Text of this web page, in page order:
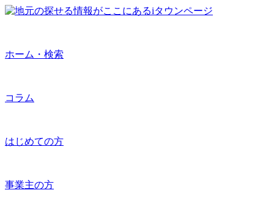
ホーム・検索
コラム
はじめての方
事業主の方